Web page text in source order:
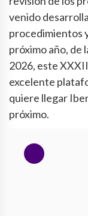
venido
procedimientos
próximo año, de
2026, este
excelente
quiere llegar
próximo.